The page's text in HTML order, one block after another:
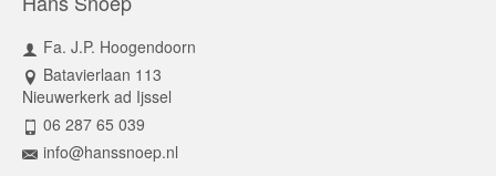
Fa. J.P. Hoogendoorn
Batavierlaan 113
Nieuwerkerk ad Ijssel
06 287 65 039
info@hanssnoep.nl